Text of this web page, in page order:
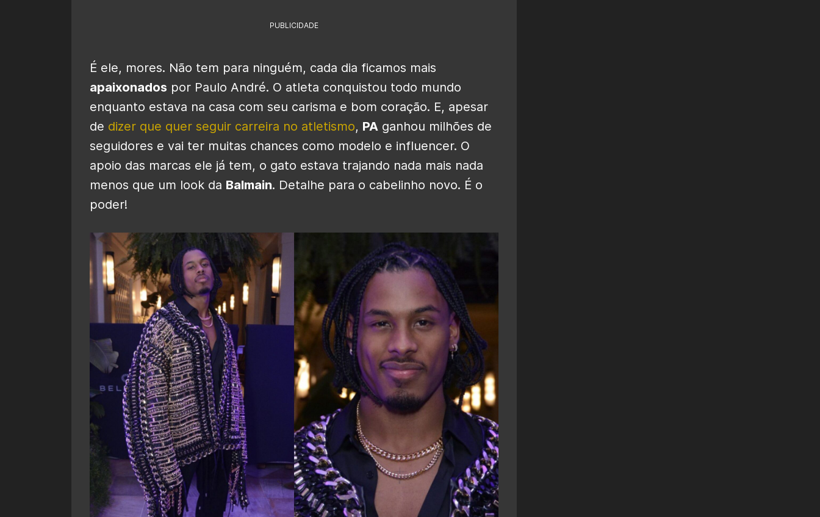
PUBLICIDADE
É ele, mores. Não tem para ninguém, cada dia ficamos mais
apaixonados por Paulo André. O atleta conquistou todo mundo
enquanto estava na casa com seu carisma e bom coração. E, apesar
de dizer que quer seguir carreira no atletismo, PA ganhou milhões de
seguidores e vai ter muitas chances como modelo e influencer. O
apoio das marcas ele já tem, o gato estava trajando nada mais nada
menos que um look da Balmain. Detalhe para o cabelinho novo. É o
poder!